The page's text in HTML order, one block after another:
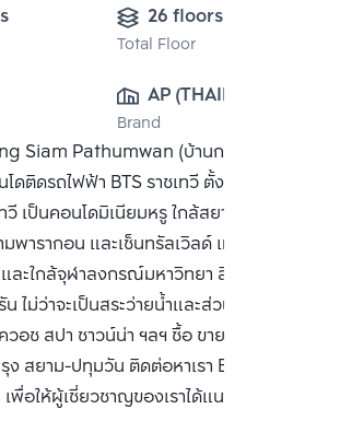
26 floors
Total Floor
AP (THAILAND)
PUBLIC CO.,
LTD.
Brand
Siam Pathumwan (บ้านกลางกรุง
ติดรถไฟฟ้า BTS ราชเทวี ตั้งอยู่ใจกลาง
เป็นคอนโดมิเนียมหรู ใกล้สยามสแควร์
พารากอน และเซ็นทรัลเวิลด์ แหล่งช๊อปปิ้ง
ละใกล้จุฬาลงกรณ์มหาวิทยา สิ่งอำนวย
ไม่ว่าจะเป็นสระว่ายน้ำและส่วนชั้นดาดฟ้า
ช สปา ซาวน์น่า ฯลฯ ซื้อ ขาย หรือ เช่า
สยาม-ปทุมวัน ติดต่อหาเรา Bangkok
อให้ผู้เชี่ยวชาญของเราได้แนะนำคอนโดให้